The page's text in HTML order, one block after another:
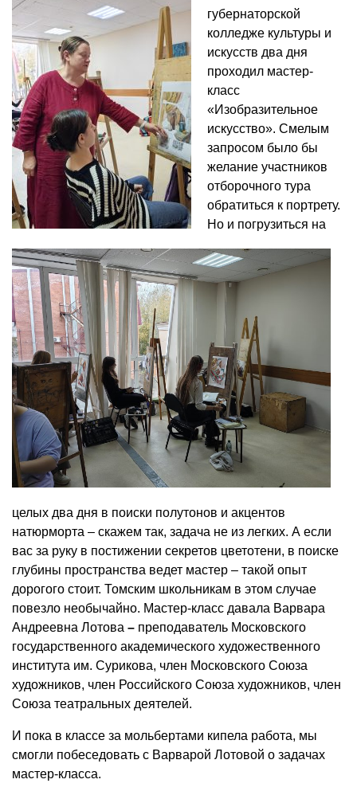
губернаторской
колледже культуры и
искусств два дня
проходил мастер-
класс
«Изобразительное
искусство». Смелым
запросом было бы
желание участников
отборочного тура
обратиться к портрету.
Но и погрузиться на
целых два дня в поиски полутонов и акцентов
натюрморта – скажем так, задача не из легких. А если
вас за руку в постижении секретов цветотени, в поиске
глубины пространства ведет мастер – такой опыт
дорогого стоит. Томским школьникам в этом случае
повезло необычайно. Мастер-класс давала Варвара
Андреевна Лотова – преподаватель Московского
государственного академического художественного
института им. Сурикова, член Московского Союза
художников, член Российского Союза художников, член
Союза театральных деятелей.
И пока в классе за мольбертами кипела работа, мы
смогли побеседовать с Варварой Лотовой о задачах
мастер-класса.